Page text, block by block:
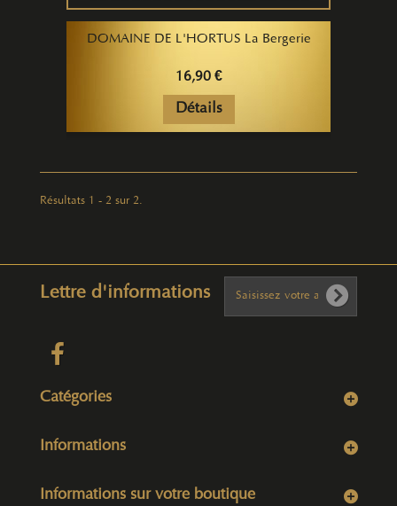
DOMAINE DE L'HORTUS La Bergerie
16,90 €
Détails
Résultats 1 - 2 sur 2.
Lettre d'informations
Catégories
Informations
Informations sur votre boutique